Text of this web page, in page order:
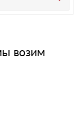
возим